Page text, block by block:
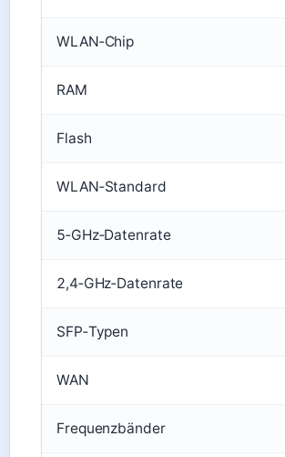
WLAN‑Chip
RAM
Flash
WLAN‑Standard
5‑GHz‑Datenrate
2,4‑GHz‑Datenrate
SFP‑Typen
WAN
Frequenzbänder